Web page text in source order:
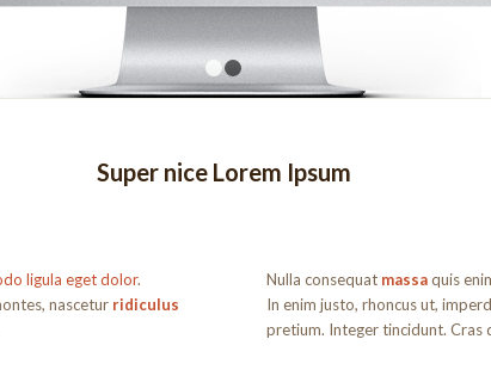
Super nice Lorem Ipsum
ligula eget dolor.
nascetur ridiculus
Nulla consequat massaquis
In enim justo, rhoncus ut,
pretium. Integer tincidunt. Cras